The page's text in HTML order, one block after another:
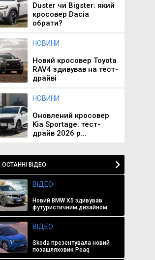
Duster чи Bigster: який
кросовер Dacia
обрати?
НОВИНИ
Новий кросовер Toyota
RAV4 здивував на тест-
драйві
НОВИНИ
Оновлений кросовер
Kia Sportage: тест-
драйв 2026 р...
ОСТАННІ ВІДЕО
ВІДЕО
Новий BMW X5 здивував
футуристичним дизайном
ВІДЕО
Skoda презентувала новий
позашляховик Peaq